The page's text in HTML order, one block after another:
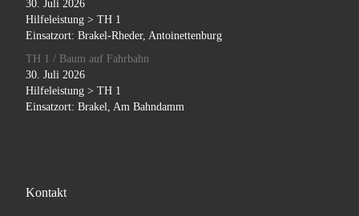
30. Juli 2026
Hilfeleistung > TH 1
Einsatzort: Brakel-Rheder, Antoinettenburg
TH 1 / Baum auf Fahrbahn
30. Juli 2026
Hilfeleistung > TH 1
Einsatzort: Brakel, Am Bahndamm
Kontakt